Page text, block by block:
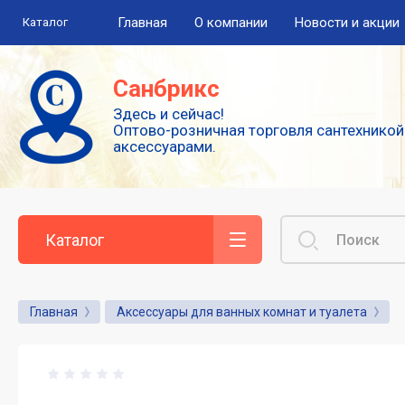
Полезная информация
Сушилки для рук
Высокоскоростные погружные сушилки
для рук
Сенсорные или автоматические
Диспенсеры для туалетной бумаги
Каталог Главная О компании Новости и акции
Санбрикс
Здесь и сейчас!
Оптово-розничная торговля
аксессуарами.
Каталог
Главная Аксессуары для ванных комнат и туалета